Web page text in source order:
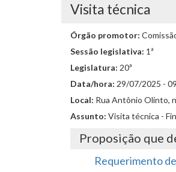
Visita técnica
Órgão promotor:
Sessão legislativa: 1ª
Legislatura: 20ª
Data/hora: 29/07/2025 -
Local: Rua Antônio Olinto,
Assunto: Visita técnica -
Proposição que
Requerimento